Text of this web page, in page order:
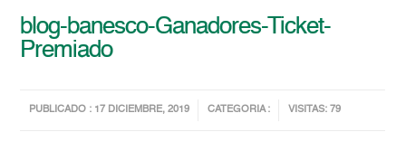
blog-banesco-Ganadores-Ticket-
Premiado
PUBLICADO : 17 DICIEMBRE, 2019 CATEGORIA : VISITAS: 79